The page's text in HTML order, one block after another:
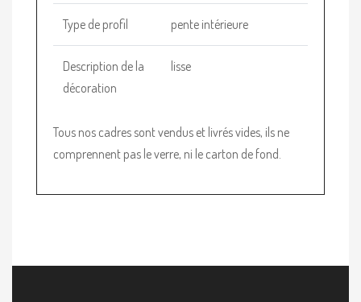
Type de profil pente intérieure
Description de la
décoration
lisse
Tous nos cadres sont vendus et livrés vides, ils ne
comprennent pas le verre, ni le carton de fond.